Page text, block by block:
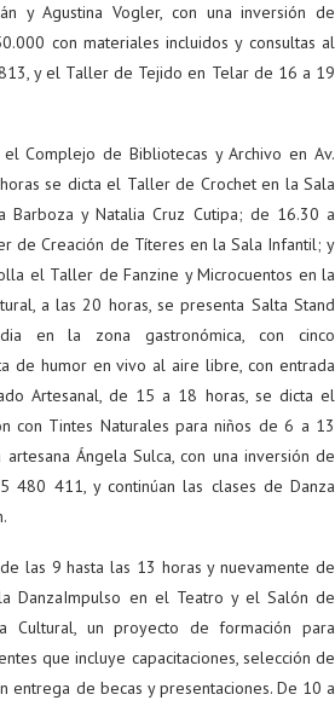
y Agustina Vogler, con una inversión de
con materiales incluidos y consultas al
y el Taller de Tejido en Telar de 16 a 19
Complejo de Bibliotecas y Archivo en Av.
se dicta el Taller de Crochet en la Sala
Barboza y Natalia Cruz Cutipa; de 16.30 a
de Creación de Títeres en la Sala Infantil; y
el Taller de Fanzine y Microcuentos en la
a las 20 horas, se presenta Salta Stand
en la zona gastronómica, con cinco
de humor en vivo al aire libre, con entrada
Artesanal, de 15 a 18 horas, se dicta el
con Tintes Naturales para niños de 6 a 13
Ángela Sulca, con una inversión de
480 411, y continúan las clases de Danza
las 9 hasta las 13 horas y nuevamente de
DanzaImpulso en el Teatro y el Salón de
Cultural, un proyecto de formación para
que incluye capacitaciones, selección de
entrega de becas y presentaciones. De 10 a